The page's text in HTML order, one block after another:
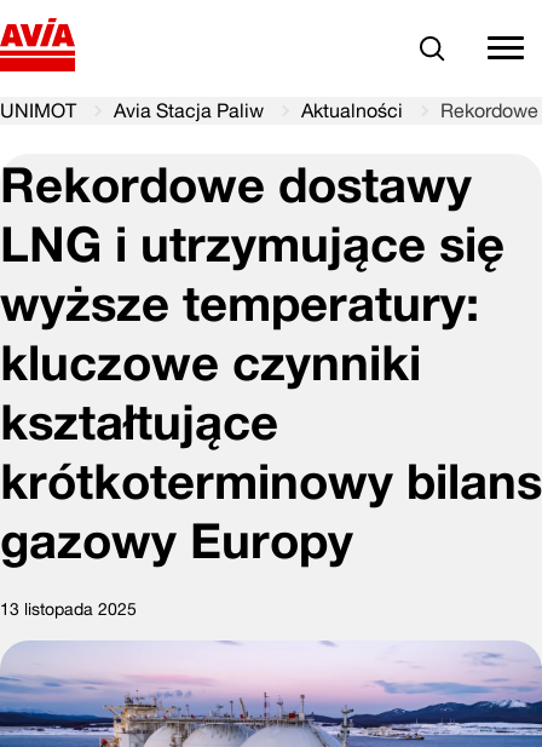
Szukaj
UNIMOT Avia Stacja Paliw Aktualności
Rekordowe dostawy
LNG i utrzymujące się
wyższe temperatury:
kluczowe czynniki
kształtujące
krótkoterminowy bilans
gazowy Europy
13 listopada 2025